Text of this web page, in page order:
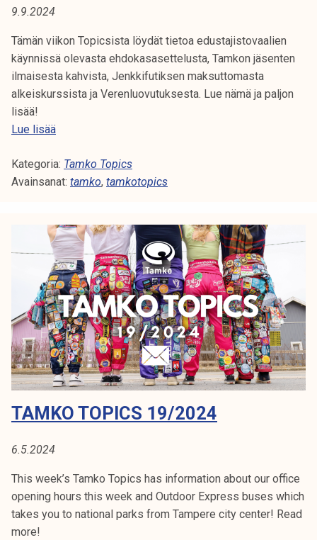
j
k
u
n
t
a
9.9.2024
Tämän viikon Topicsista löydät tietoa edustajistovaalien
käynnissä olevasta ehdokasasettelusta, Tamkon jäsenten
ilmaisesta kahvista, Jenkkifutiksen maksuttomasta
alkeiskurssista ja Verenluovutuksesta. Lue nämä ja paljon
lisää!
Lue lisääT
m
k
o
p
i
c
s
3
7
/
2
0
2
Kategoria: Tamko Topics
Avainsanat: tamko, tamkotopics
TAMKO TOPICS 19/2024
6.5.2024
This week’s Tamko Topics has information about our office
opening hours this week and Outdoor Express buses which
takes you to national parks from Tampere city center! Read
more!